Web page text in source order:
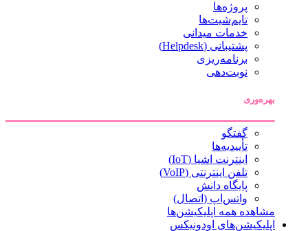
پروژه‌ها
تایم‌شیت‌ها
خدمات میدانی
پشتیبانی (Helpdesk)
برنامه‌ریزی
نوبت‌دهی
بهره‌وری
گفتگو
تأییدیه‌ها
اینترنت اشیا (IoT)
تلفن اینترنتی (VoIP)
پایگاه دانش
واتس‌اپ (اتصال)
مشاهده همه اپلیکیشن‌ها
اپلیکیشن‌های اودونیکس